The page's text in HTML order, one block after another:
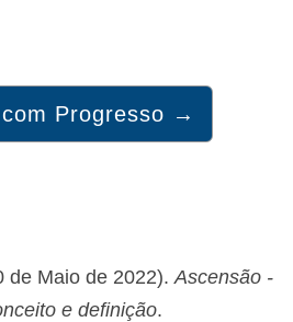
Progresso →
de Maio de 2022). Ascensão -
e definição.